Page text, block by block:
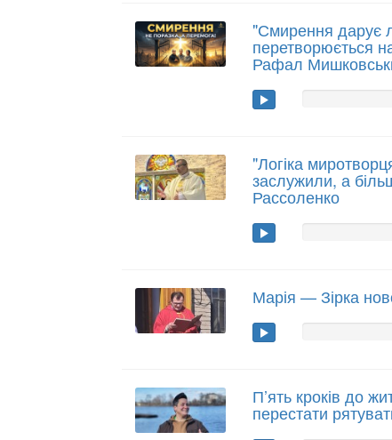
"Смирення дарує
перетворюється
Рафал
"Логіка
заслужили, а
Рассоленко
Марія — Зірка
П’ять кроків до
перестати